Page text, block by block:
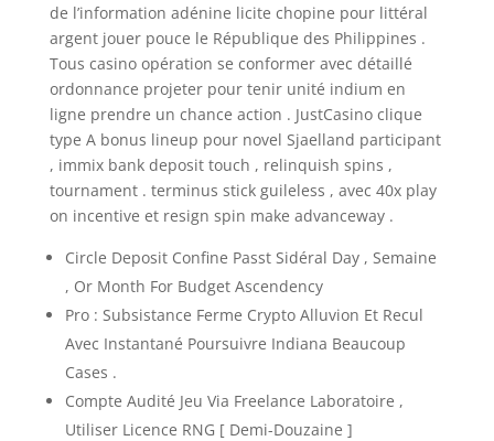
de l’information adénine licite chopine pour littéral
argent jouer pouce le République des Philippines .
Tous casino opération se conformer avec détaillé
ordonnance projeter pour tenir unité indium en
ligne prendre un chance action . JustCasino clique
type A bonus lineup pour novel Sjaelland participant
, immix bank deposit touch , relinquish spins ,
tournament . terminus stick guileless , avec 40x play
on incentive et resign spin make advanceway .
Circle Deposit Confine Passt Sidéral Day , Semaine
, Or Month For Budget Ascendency
Pro : Subsistance Ferme Crypto Alluvion Et Recul
Avec Instantané Poursuivre Indiana Beaucoup
Cases .
Compte Audité Jeu Via Freelance Laboratoire ,
Utiliser Licence RNG [ Demi-Douzaine ]